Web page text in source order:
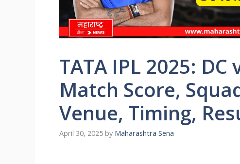
TATA IPL 2025: DC
Match Score,
Venue, Timing,
April 30, 2025 by Maharashtra Sena